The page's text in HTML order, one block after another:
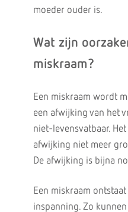
moeder ouder is.
Wat zijn
miskraam?
Een miskraam wordt
een afwijking van het
niet-levensvatbaar.
afwijking niet meer
De afwijking is bijna
Een miskraam
inspanning. Zo